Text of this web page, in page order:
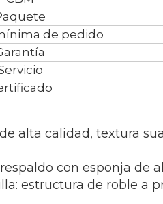
de pedido
de alta calidad, textura
con esponja de
estructura de roble a